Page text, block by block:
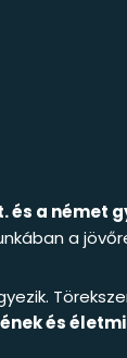
és a német
a
és